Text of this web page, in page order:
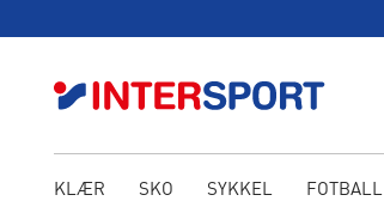
KLÆR SKO SYKKEL FOTBALL